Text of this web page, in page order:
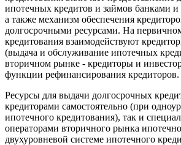
ипотечных кредитов и займов банками
а также механизм обеспечения
долгосрочными ресурсами. На
кредитования взаимодействуют
(выдача и обслуживание ипотечных
вторичном рынке - кредиторы и
функции рефинансирования кредиторов.
Ресурсы для выдачи долгосрочных
кредиторами самостоятельно (при
ипотечного кредитования), так и
операторами вторичного рынка
двухуровневой системе ипотечного